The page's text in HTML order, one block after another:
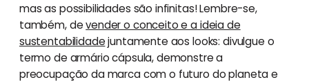
mas as possibilidades são infinitas! Lembre-se,
também, devender o conceito e a ideia de
sustentabilidadejuntamente aos looks: divulgue o
termo de armário cápsula, demonstre a
preocupação da marca com o futuro do planeta e